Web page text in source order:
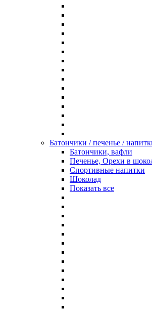
Батончики / печенье /
Батончики, вафли
Печенье, Орехи в
Спортивные напитки
Шоколад
Показать все